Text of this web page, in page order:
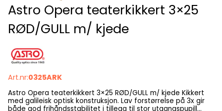
Astro Opera teaterkikkert 3×25
RØD/GULL m/ kjede
Art.nr:0325ARK
Astro Opera teaterkikkert 3×25 RØD/GULL m/ kjede Kikkert
med galileisk optisk konstruksjon. Lav forstørrelse på 3x gir
både god frihåndsstabilitet i tillegg til stor utgangspupill